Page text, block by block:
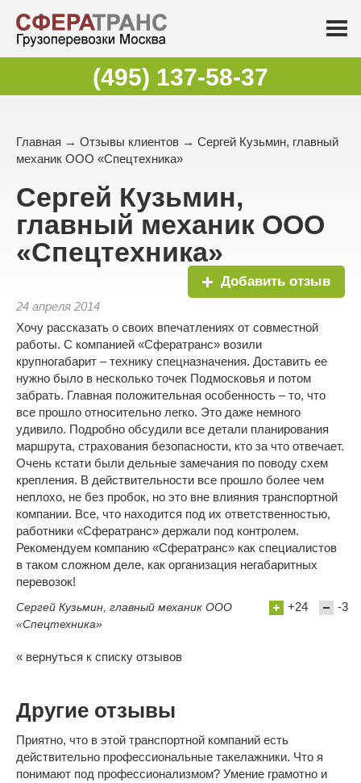
(495) 137-58-37
Главная → Отзывы клиентов → Сергей Кузьмин, главный
механик ООО «Спецтехника»
Сергей Кузьмин,
главный механик ООО
«Спецтехника»
Добавить отзыв
24 апреля 2014
Хочу рассказать о своих впечатлениях от совместной
работы. С компанией «Сфератранс» возили
крупногабарит – технику спецназначения. Доставить ее
нужно было в несколько точек Подмосковья и потом
забрать. Главная положительная особенность – то, что
все прошло относительно легко. Это даже немного
удивило. Подробно обсудили все детали планирования
маршрута, страхования безопасности, кто за что отвечает.
Очень кстати были дельные замечания по поводу схем
крепления. В действительности все прошло более чем
неплохо, не без пробок, но это вне влияния транспортной
компании. Все, что находится под их ответственностью,
работники «Сфератранс» держали под контролем.
Рекомендуем компанию «Сфератранс» как специалистов
в таком сложном деле, как организация негабаритных
перевозок!
Сергей Кузьмин, главный механик ООО
«Спецтехника»
+24 -3
« вернуться к списку отзывов
Другие отзывы
Приятно, что в этой транспортной компаний есть
действительно профессиональные такелажники. Что я
понимают под профессионализмом? Умение грамотно и